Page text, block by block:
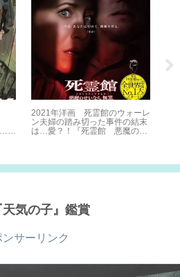
…君
2021年洋画 死霊館のウォーレ
ン夫婦の踏み切った事件の結末
は…愛？！『死霊館 悪魔のせ
気の子』鑑賞
ンサーリンク